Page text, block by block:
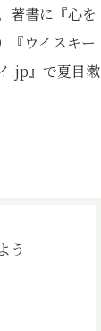
著書に『心を
『ウイスキー
.jp』で夏目漱
う